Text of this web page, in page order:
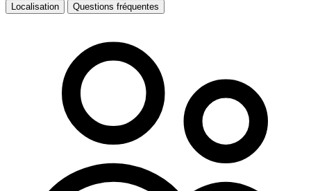
Localisation
Questions fréquentes